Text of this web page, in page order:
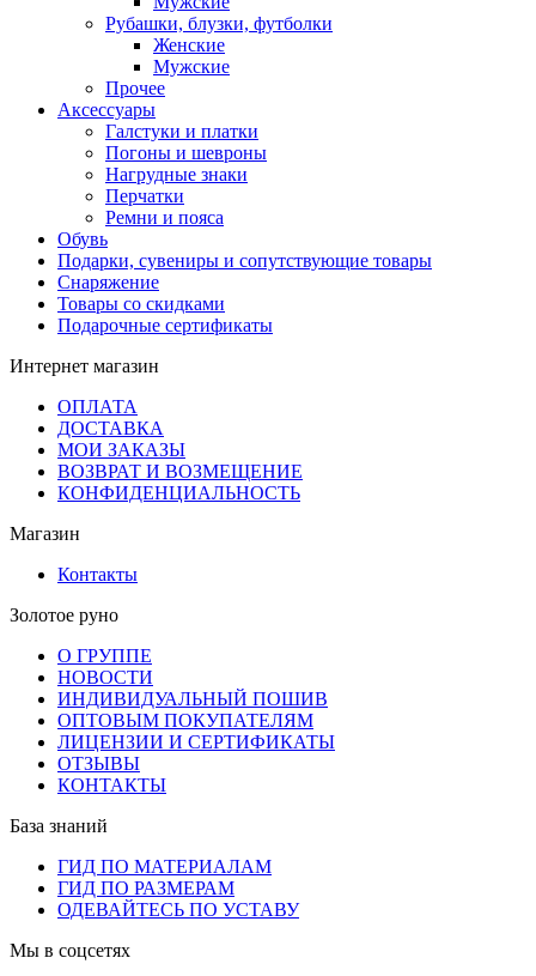
Рубашки, блузки, футболки
Женские
Мужские
Прочее
Аксессуары
Галстуки и платки
Погоны и шевроны
Нагрудные знаки
Перчатки
Ремни и пояса
Обувь
Подарки, сувениры и сопутствующие товары
Снаряжение
Товары со скидками
Подарочные сертификаты
Интернет магазин
ОПЛАТА
ДОСТАВКА
МОИ ЗАКАЗЫ
ВОЗВРАТ И ВОЗМЕЩЕНИЕ
КОНФИДЕНЦИАЛЬНОСТЬ
Магазин
Контакты
Золотое руно
О ГРУППЕ
НОВОСТИ
ИНДИВИДУАЛЬНЫЙ ПОШИВ
ОПТОВЫМ ПОКУПАТЕЛЯМ
ЛИЦЕНЗИИ И СЕРТИФИКАТЫ
ОТЗЫВЫ
КОНТАКТЫ
База знаний
ГИД ПО МАТЕРИАЛАМ
ГИД ПО РАЗМЕРАМ
ОДЕВАЙТЕСЬ ПО УСТАВУ
Мы в соцсетях